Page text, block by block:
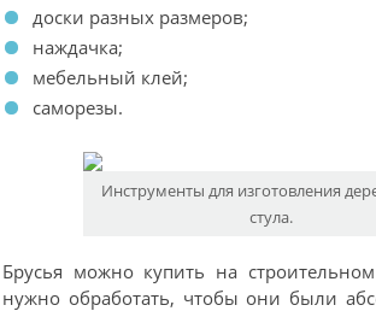
доски разных размеров;
наждачка;
мебельный клей;
саморезы.
Инструменты для изготовления
стула.
Брусья можно купить на
нужно обработать, чтобы они были